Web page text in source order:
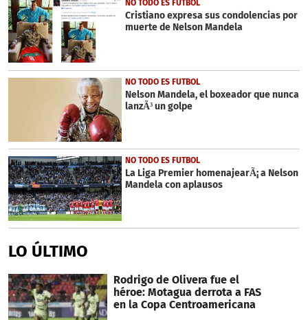
NO TODO ES FUTBOL
Cristiano expresa sus condolencias por
muerte de Nelson Mandela
NO TODO ES FUTBOL
Nelson Mandela, el boxeador que nunca
lanzÃ³ un golpe
NO TODO ES FUTBOL
La Liga Premier homenajearÃ¡ a Nelson
Mandela con aplausos
LO ÚLTIMO
Rodrigo de Olivera fue el
héroe: Motagua derrota a FAS
en la Copa Centroamericana